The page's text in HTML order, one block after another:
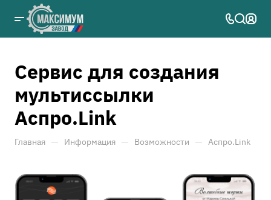
Сервис для создания
мультиссылки
Аспро.Link
Главная — Информация — Возможности — Аспро.Link